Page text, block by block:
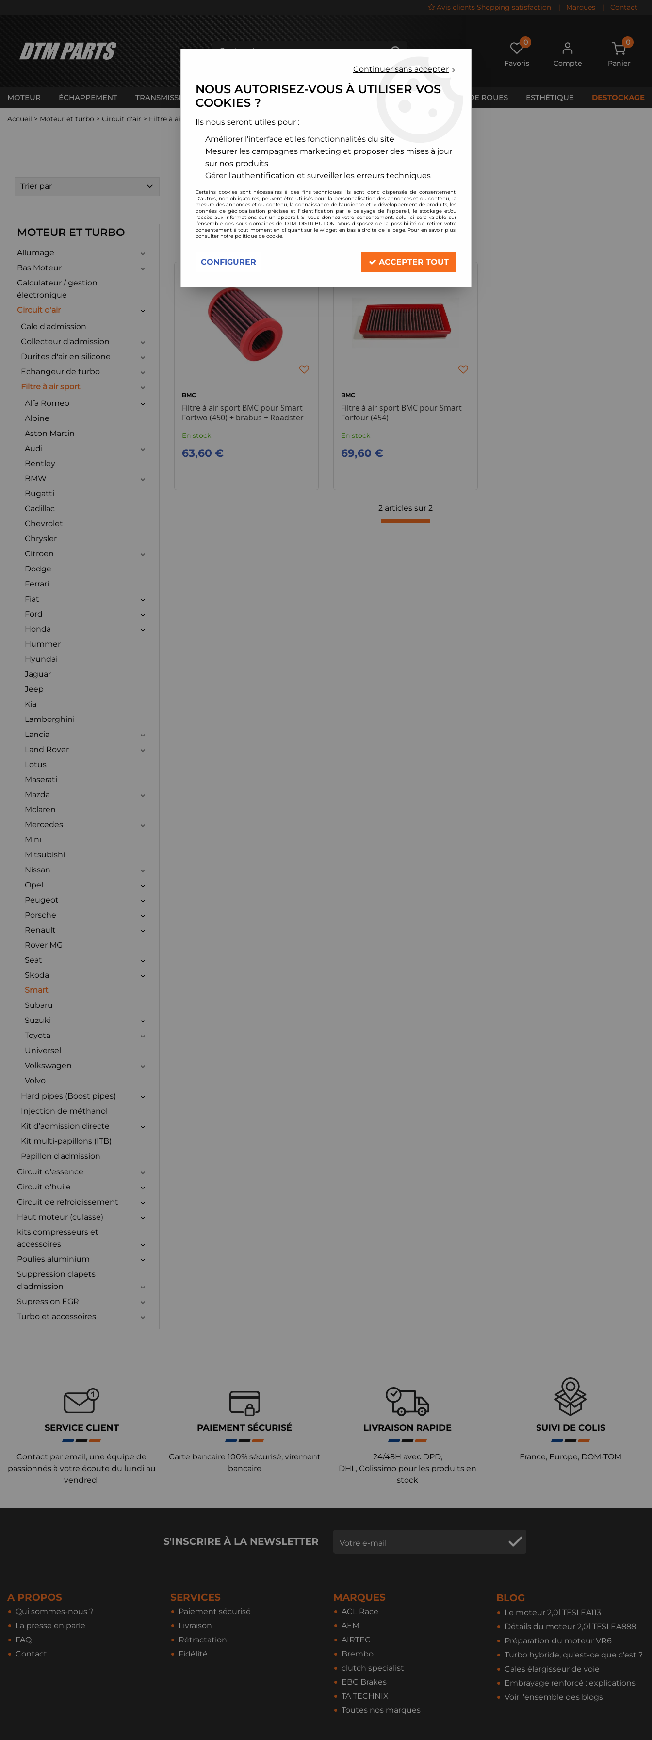
Avis clients Shopping satisfaction | Marques | Contact
0
Favoris Compte
0
Panier
MOTEUR ÉCHAPPEMENT TRANSMISSION CHÂSSIS CALES DE ROUES ESTHÉTIQUE DESTOCKAGE
Accueil > Moteur et turbo > Circuit d'air > Filtre à air sport > Smart
SMART
Trier par
MOTEUR ET TURBO
Allumage
Bas Moteur
Calculateur / gestion
électronique
Circuit d'air
Cale d'admission
Collecteur d'admission
Durites d'air en silicone
Echangeur de turbo
Filtre à air sport
Alfa Romeo
Alpine
Aston Martin
Audi
Bentley
BMW
Bugatti
Cadillac
Chevrolet
Chrysler
Citroen
Dodge
Ferrari
Fiat
Ford
Honda
Hummer
Hyundai
Jaguar
Jeep
Kia
Lamborghini
Lancia
Land Rover
Lotus
Maserati
Mazda
Mclaren
Mercedes
Mini
Mitsubishi
Nissan
Opel
Peugeot
Porsche
Renault
Rover MG
Seat
Skoda
Smart
Subaru
Suzuki
Toyota
Universel
Volkswagen
Volvo
Hard pipes (Boost pipes)
Injection de méthanol
Kit d'admission directe
Kit multi-papillons (ITB)
Papillon d'admission
Circuit d'essence
Circuit d'huile
Circuit de refroidissement
Haut moteur (culasse)
kits compresseurs et
accessoires
Poulies aluminium
Suppression clapets
d'admission
Supression EGR
Turbo et accessoires
2 articles sur 2
BMC
Filtre à air sport BMC pour Smart
Fortwo (450) + brabus + Roadster
En stock
63,60 €
BMC
Filtre à air sport BMC pour Smart
Forfour (454)
En stock
69,60 €
2 articles sur 2
SERVICE CLIENT
Contact par email, une équipe de
passionnés à votre écoute du lundi au
vendredi
PAIEMENT SÉCURISÉ
Carte bancaire 100% sécurisé, virement
bancaire
LIVRAISON RAPIDE
24/48H avec DPD,
DHL, Colissimo pour les produits en
stock
SUIVI DE COLIS
France, Europe, DOM-TOM
S'INSCRIRE À LA NEWSLETTER
A PROPOS
Qui sommes-nous ?
La presse en parle
FAQ
Contact
SERVICES
Paiement sécurisé
Livraison
Rétractation
Fidélité
MARQUES
ACL Race
AEM
AIRTEC
Brembo
clutch specialist
EBC Brakes
TA TECHNIX
Toutes nos marques
BLOG
Le moteur 2,0l TFSI EA113
Détails du moteur 2,0l TFSI EA888
Préparation du moteur VR6
Turbo hybride, qu'est-ce que c'est ?
Cales élargisseur de voie
Embrayage renforcé : explications
Voir l'ensemble des blogs
Continuer sans accepter
NOUS AUTORISEZ-VOUS À UTILISER VOS
COOKIES ?
Ils nous seront utiles pour :
Améliorer l'interface et les fonctionnalités du site
Mesurer les campagnes marketing et proposer des mises à jour
sur nos produits
Gérer l'authentification et surveiller les erreurs techniques
Certains cookies sont nécessaires à des fins techniques, ils sont donc dispensés de consentement.
D'autres, non obligatoires, peuvent être utilisés pour la personnalisation des annonces et du contenu, la
mesure des annonces et du contenu, la connaissance de l'audience et le développement de produits, les
données de géolocalisation précises et l'identification par le balayage de l'appareil, le stockage et/ou
l'accès aux informations sur un appareil. Si vous donnez votre consentement, celui-ci sera valable sur
l’ensemble des sous-domaines de DTM DISTRIBUTION. Vous disposez de la possibilité de retirer votre
consentement à tout moment en cliquant sur le widget en bas à droite de la page. Pour en savoir plus,
consulter notre politique de cookie.
CONFIGURER ACCEPTER TOUT